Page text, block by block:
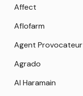
Affect
Aflofarm
Agent Provocateur
Agrado
Al Haramain